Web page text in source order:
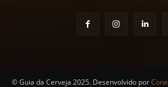
© Guia da Cerveja 2025. Desenvolvido por